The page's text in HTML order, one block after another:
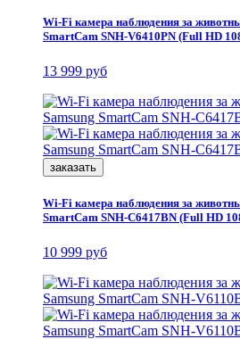
Wi-Fi камера наблюдения за
SmartCam SNH-V6410PN (Full HD
13 999 руб
заказать
Wi-Fi камера наблюдения за
SmartCam SNH-C6417BN (Full HD
10 999 руб